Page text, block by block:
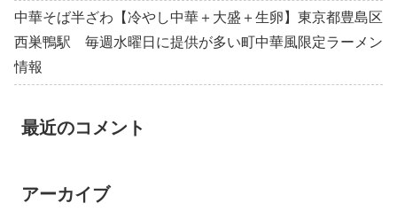
中華そば半ざわ【冷やし中華＋大盛＋生卵】東京都豊島区
西巣鴨駅 毎週水曜日に提供が多い町中華風限定ラーメン
情報
最近のコメント
アーカイブ